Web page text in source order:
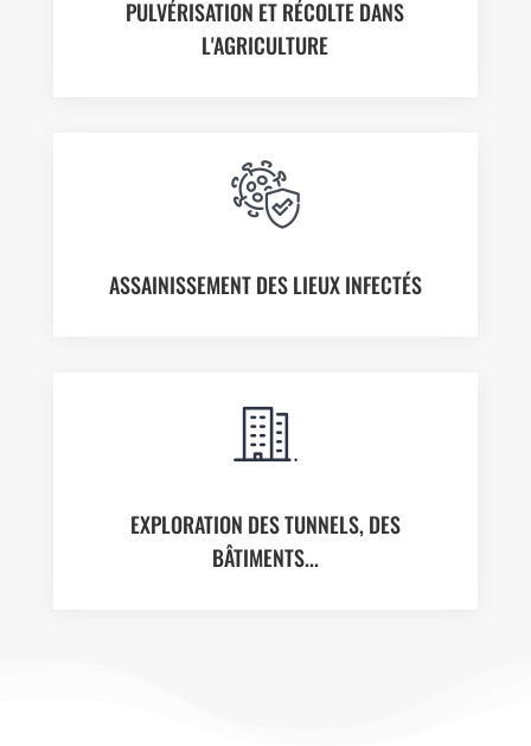
PULVÉRISATION ET RÉCOLTE DANS
L'AGRICULTURE
ASSAINISSEMENT DES LIEUX INFECTÉS
EXPLORATION DES TUNNELS, DES
BÂTIMENTS...